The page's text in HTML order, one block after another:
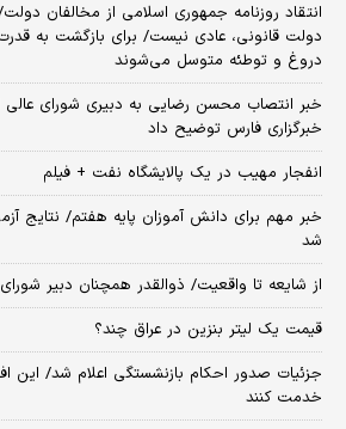
انتقاد روزنامه جمهوری اسلامی از مخالفان
دولت قانونی، عادی نیست/ برای بازگشت به
دروغ و توطئه متوسل می‌شوند
خبر انتصاب محسن رضایی به دبیری شورای
خبرگزاری فارس توضیح داد
انفجار مهیب در یک پالایشگاه نفت + فیلم
خبر مهم برای دانش آموزان پایه هفتم/ نتایج
شد
از شایعه تا واقعیت/ ذوالقدر همچنان دبیر
قیمت یک لیتر بنزین در عراق چند؟
خدمت کنند